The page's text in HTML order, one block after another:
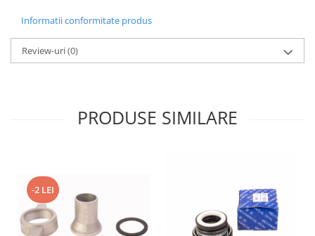
Masini de maturat manuale
Masini batut stalpi
Pentru Casa si Camping
Accesorii aragaze & butelii
Plite & aragaze
Iluminat & electrice
Prelungitoare & cabluri electrice
Informatii conformitate produs
Review-uri(0)
PRODUSE SIMILARE
-2 LEI